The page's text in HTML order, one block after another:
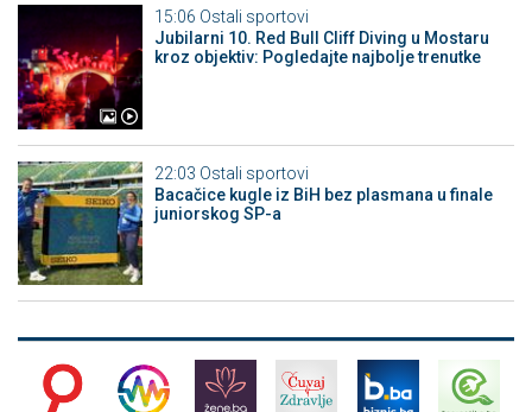
15:06 Ostali sportovi
Jubilarni 10. Red Bull Cliff Diving u Mostaru
kroz objektiv: Pogledajte najbolje trenutke
22:03 Ostali sportovi
Bacačice kugle iz BiH bez plasmana u finale
juniorskog SP-a